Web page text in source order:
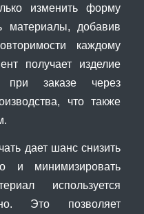
изменить форму
добавив
каждому
получает изделие
при заказе через
что также
дает шанс снизить
и минимизировать
используется
Это позволяет